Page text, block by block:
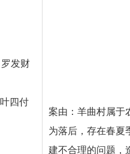
罗发财
叶四付
案由：羊曲村属于
为落后，存在春夏
建不合理的问题，